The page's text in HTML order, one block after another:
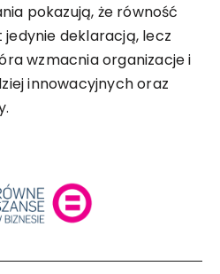
pokazują, że równość
jedynie deklaracją, lecz
wzmacnia organizacje i
innowacyjnych oraz